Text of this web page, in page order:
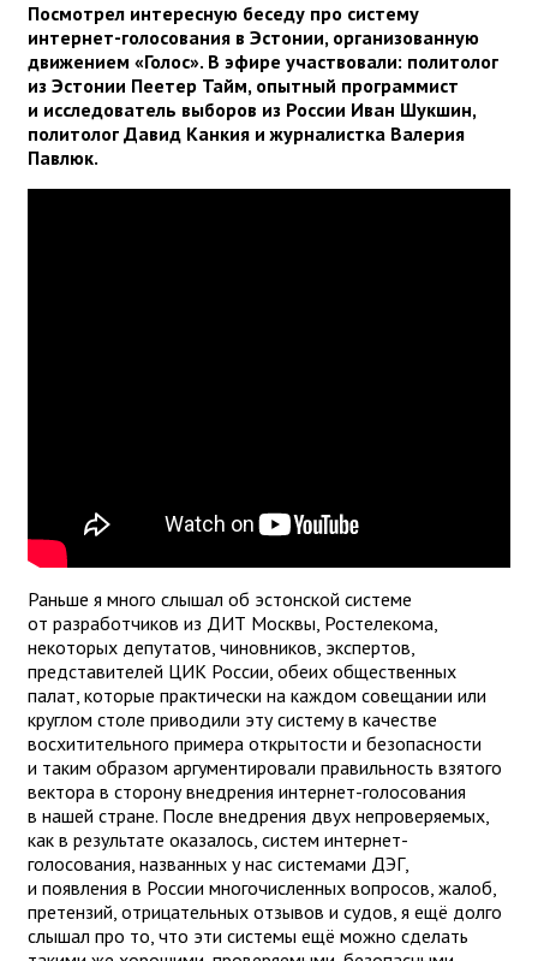
Посмотрел интересную беседу про систему
интернет-голосования в Эстонии, организованную
движением «Голос». В эфире участвовали: политолог
из Эстонии Пеетер Тайм, опытный программист
и исследователь выборов из России Иван Шукшин,
политолог Давид Канкия и журналистка Валерия
Павлюк.
Раньше я много слышал об эстонской системе
от разработчиков из ДИТ Москвы, Ростелекома,
некоторых депутатов, чиновников, экспертов,
представителей ЦИК России, обеих общественных
палат, которые практически на каждом совещании или
круглом столе приводили эту систему в качестве
восхитительного примера открытости и безопасности
и таким образом аргументировали правильность взятого
вектора в сторону внедрения интернет-голосования
в нашей стране. После внедрения двух непроверяемых,
как в результате оказалось, систем интернет-
голосования, названных у нас системами ДЭГ,
и появления в России многочисленных вопросов, жалоб,
претензий, отрицательных отзывов и судов, я ещё долго
слышал про то, что эти системы ещё можно сделать